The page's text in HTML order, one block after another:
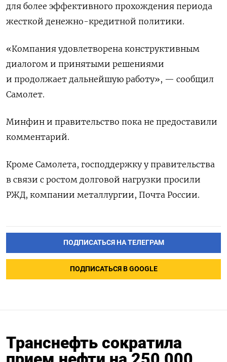
для более эффективного прохождения периода
жесткой денежно-кредитной политики.
«Компания удовлетворена конструктивным
диалогом и ‌принятыми решениями
и продолжает дальнейшую работу», — сообщил
Самолет.
Минфин и правительство ‌пока не предоставили
комментарий.
Кроме Самолета, господдержку у правительства
в связи ​с ростом долговой нагрузки просили
РЖД, компании металлургии, Почта ‌России.
ПОДПИСАТЬСЯ НА ТЕЛЕГРАМ
ПОДПИСАТЬСЯ В GOOGLE
Транснефть сократила